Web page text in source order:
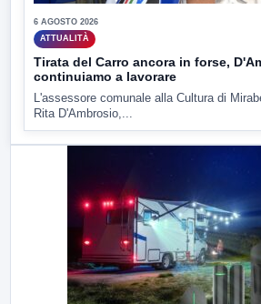
6 AGOSTO 2026
ATTUALITÀ
Tirata del Carro ancora in forse,
continuiamo a lavorare
L'assessore comunale alla Cultura di
Rita D'Ambrosio,...